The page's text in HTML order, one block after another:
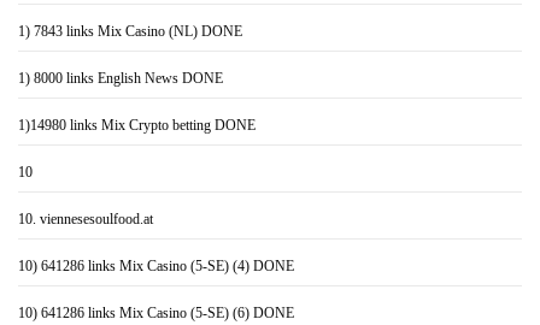
1) 7843 links Mix Casino (NL) DONE
1) 8000 links English News DONE
1)14980 links Mix Crypto betting DONE
10
10. viennesesoulfood.at
10) 641286 links Mix Casino (5-SE) (4) DONE
10) 641286 links Mix Casino (5-SE) (6) DONE